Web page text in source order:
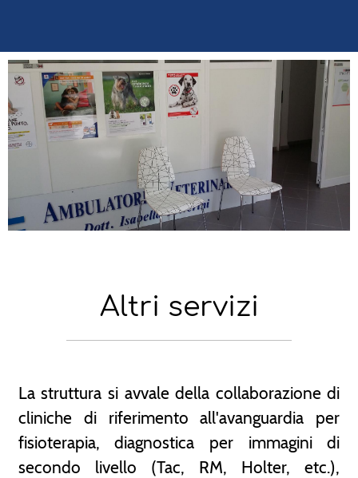
Altri servizi
La struttura si avvale della collaborazione di
cliniche di riferimento all'avanguardia per
fisioterapia, diagnostica per immagini di
secondo livello (Tac, RM, Holter, etc.),